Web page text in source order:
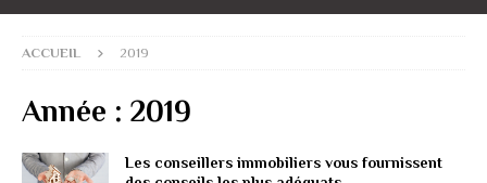
ACCUEIL 2019
Année : 2019
Les conseillers immobiliers vous fournissent